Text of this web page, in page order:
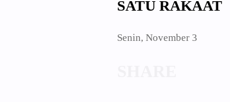
SATU RAKAAT
Senin, November 3